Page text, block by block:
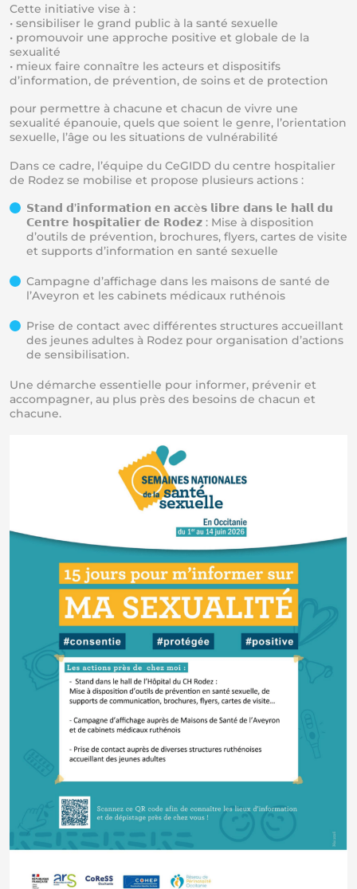
Cette initiative vise à :
• sensibiliser le grand public à la santé sexuelle
• promouvoir une approche positive et globale de la
sexualité
• mieux faire connaître les acteurs et dispositifs
d’information, de prévention, de soins et de protection
pour permettre à chacune et chacun de vivre une
sexualité épanouie, quels que soient le genre, l’orientation
sexuelle, l’âge ou les situations de vulnérabilité
Dans ce cadre, l’équipe du CeGIDD du centre hospitalier
de Rodez se mobilise et propose plusieurs actions :
𝗦𝘁𝗮𝗻𝗱 𝗱’𝗶𝗻𝗳𝗼𝗿𝗺𝗮𝘁𝗶𝗼𝗻 𝗲𝗻 𝗮𝗰𝗰è𝘀 𝗹𝗶𝗯𝗿𝗲 𝗱𝗮𝗻𝘀 𝗹𝗲 𝗵𝗮𝗹𝗹 𝗱𝘂
𝗖𝗲𝗻𝘁𝗿𝗲 𝗵𝗼𝘀𝗽𝗶𝘁𝗮𝗹𝗶𝗲𝗿 𝗱𝗲 𝗥𝗼𝗱𝗲𝘇 : Mise à disposition
d’outils de prévention, brochures, flyers, cartes de visite
et supports d’information en santé sexuelle
Campagne d’affichage dans les maisons de santé de
l’Aveyron et les cabinets médicaux ruthénois
Prise de contact avec différentes structures accueillant
des jeunes adultes à Rodez pour organisation d’actions
de sensibilisation.
Une démarche essentielle pour informer, prévenir et
accompagner, au plus près des besoins de chacun et
chacune.